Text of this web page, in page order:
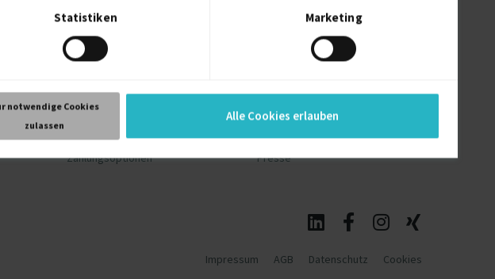
Statistiken Marketing
notwendige Cookies
zulassen
Alle Cookies erlauben
Hilfe und Support
FAQs
Zahlungsoptionen
Über uns
Team
Karriere
Presse
Impressum AGB Datenschutz Cookies